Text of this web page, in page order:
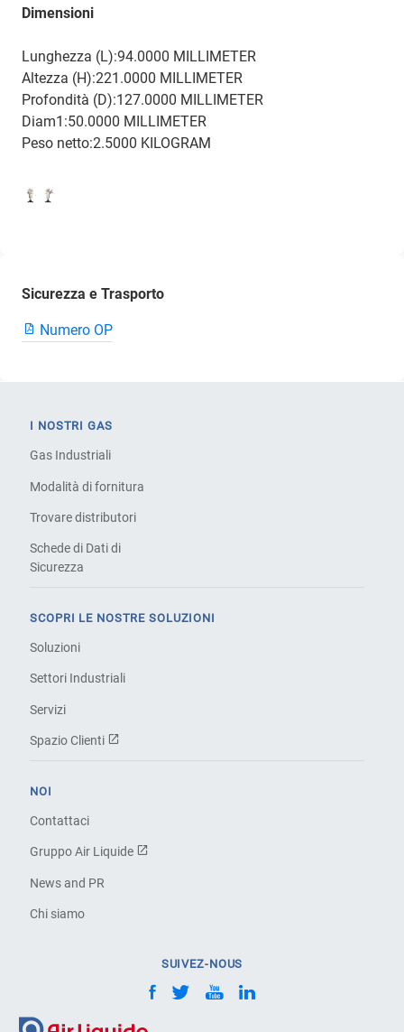
Dimensioni
Lunghezza (L):94.0000 MILLIMETER
Altezza (H):221.0000 MILLIMETER
Profondità (D):127.0000 MILLIMETER
Diam1:50.0000 MILLIMETER
Peso netto:2.5000 KILOGRAM
Sicurezza e Trasporto
Numero OP
I NOSTRI GAS
Gas Industriali
Modalità di fornitura
Trovare distributori
Schede di Dati di
Sicurezza
SCOPRI LE NOSTRE SOLUZIONI
Soluzioni
Settori Industriali
Servizi
Spazio Clienti
NOI
Contattaci
Gruppo Air Liquide
News and PR
Chi siamo
SUIVEZ-NOUS